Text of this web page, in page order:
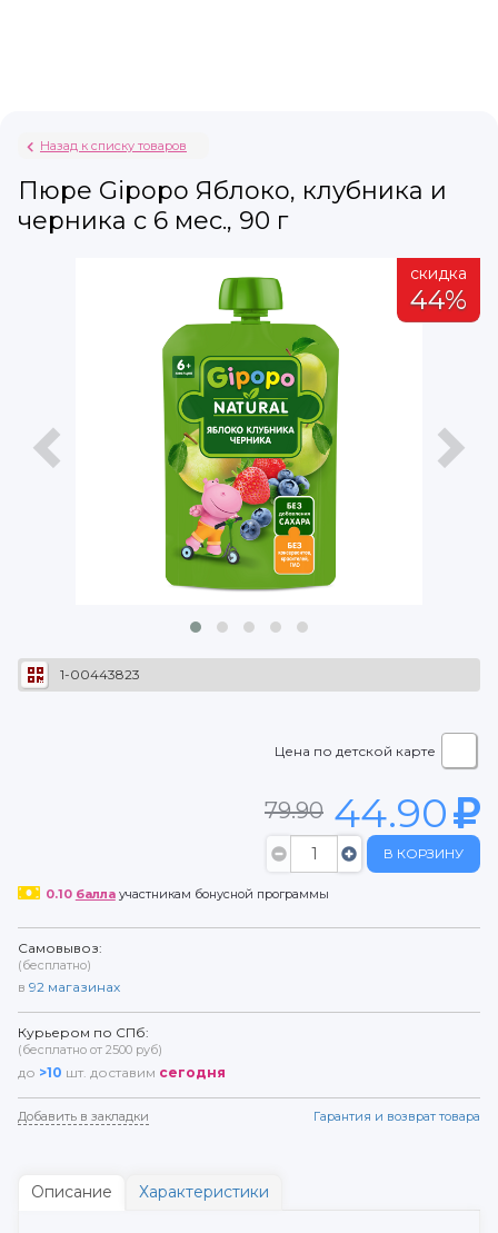
Назад к списку товаров
Пюре Gipopo Яблоко, клубника и
черника с 6 мес., 90 г
скидка
44%
1-00443823
Цена по детской карте
79.90 44.90
В КОРЗИНУ
0.10 баллаучастникам бонусной программы
Самовывоз:
(бесплатно)
в 92 магазинах
Курьером по СПб:
(бесплатно от 2500 руб)
до >10 шт. доставим сегодня
Добавить в закладки Гарантия и возврат товара
Описание Характеристики